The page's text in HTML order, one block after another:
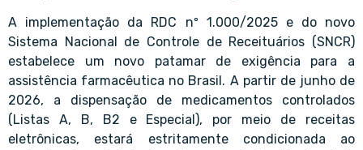
A implementação da RDC nº 1.000/2025 e do novo
Sistema Nacional de Controle de Receituários (SNCR)
estabelece um novo patamar de exigência para a
assistência farmacêutica no Brasil. A partir de junho de
2026, a dispensação de medicamentos controlados
(Listas A, B, B2 e Especial), por meio de receitas
eletrônicas, estará estritamente condicionada ao